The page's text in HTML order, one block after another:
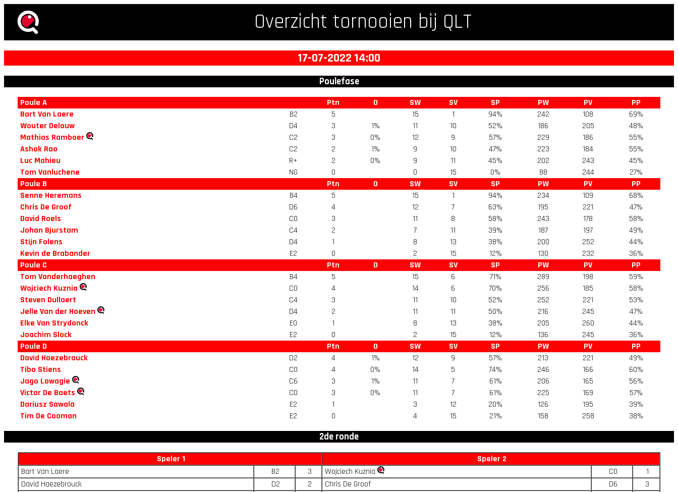
Overzicht tornooien bij QLT
17-07-2022 14:00
Poulefase
Poule A Ptn O SW SV SP PW PV
PP
Bart Van Laere
B2 5 15 1 94% 242 108
69%
Wouter Delouw
D4 3 1% 11 10 52% 186 205
48%
Mathias Ramboer
C2 3 0% 12 9 57% 229 186
55%
Ashok Rao
C2 2 1% 9 10 47% 223 184
55%
Luc Mahieu
R+ 2 0% 9 11 45% 202 243
45%
Tom Vanluchene
NG 0 0 15 0% 88 244
27%
Poule B
Ptn O SW SV SP PW PV
PP
Senne Heremans
B4 5 15 1 94% 234 109
68%
Chris De Groof
D6 4 12 7 63% 195 221
47%
David Roels
C0 3 11 8 58% 243 178
58%
Johan Bjurstam
C4 2 7 11 39% 187 197
49%
Stijn Folens
D4 1 8 13 38% 200 252
44%
Kevin de Brabander
E2 0 2 15 12% 130 232
36%
Poule C
Ptn O SW SV SP PW PV
PP
Tom Vanderhaeghen
B4 5 15 6 71% 289 198
59%
Wojciech Kuznia
C0 4 14 6 70% 256 185
58%
Steven Dullaert
C4 3 11 10 52% 252 221
53%
Jelle Van der Hoeven
D4 2 11 11 50% 216 245
47%
Elke Van Strydonck
E0 1 8 13 38% 205 260
44%
Joachim Slock
E2 0 2 15 12% 136 245
36%
Poule D
Ptn O SW SV SP PW PV
PP
David Haezebrouck
D2 4 1% 12 9 57% 213 221
49%
Tibo Stiens
C0 4 0% 14 5 74% 246 166
60%
Jago Lowagie
C6 3 1% 11 7 61% 206 165
56%
Victor De Baets
C0 3 0% 11 7 61% 225 169
57%
Dariusz Sawala
E2 1 3 12 20% 126 195
39%
Tim De Cooman
E2 0 4 15 21% 158 258 38%
2de ronde
Speler 1
Speler 2
Bart Van Laere
B2 3 Wojciech Kuznia C0
1
David Haezebrouck
D2 2 Chris De Groof D6
3